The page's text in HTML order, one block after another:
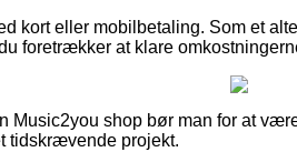
kort eller mobilbetaling. Som et
foretrækker at klare
Music2you shop bør man for at
tidskrævende projekt.